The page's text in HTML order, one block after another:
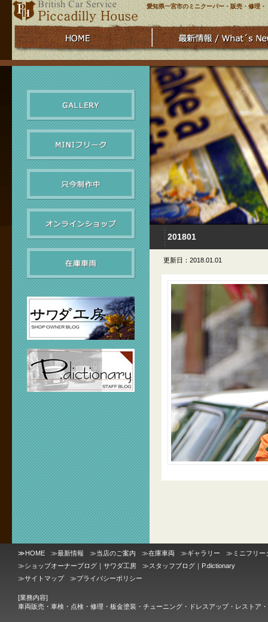
愛知県一宮市のミニクーパー・販売・修理
201801
更新日：2018.01.01
≫HOME ≫最新情報 ≫当店のご案内 ≫在庫車両 ≫ギャラリー ≫ ミニフリー
≫ショップオーナーブログ｜サワダ工房 ≫スタッフブログ｜P.dictionary
≫サイトマップ ≫プライバシーポリシー
[業務内容]
車両販売・車検・点検・修理・板金塗装・チューニング・ドレスアップ・レストア